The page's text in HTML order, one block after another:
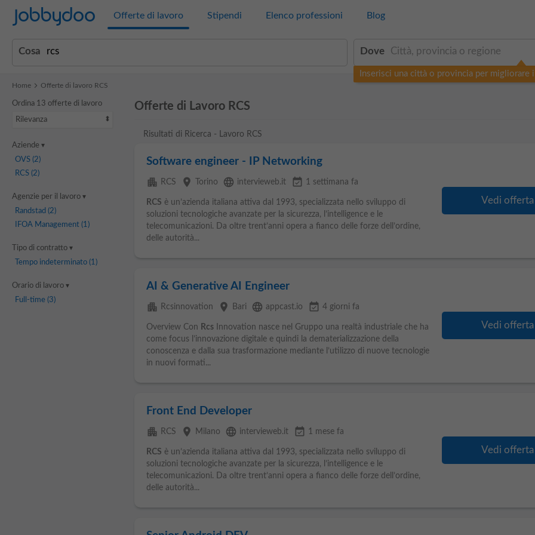
Jobbydoo Offerte di lavoro Stipendi Elenco professioni Blog
Cosa Dove
Inserisci una città o provincia per migliorare
Home Offerte di lavoro RCS
Ordina 13 offerte di lavoro
Rilevanza
Aziende
OVS(2)
RCS(2)
Agenzie per il lavoro
Randstad (2)
IFOA Management(1)
Tipo di contratto
Tempo indeterminato(1)
Orario di lavoro
Full-time(3)
Offerte di Lavoro RCS
Risultati di Ricerca - Lavoro RCS
Software engineer - IP Networking
apartment RCS place Torino language intervieweb.it event_available 1 settimana fa
RCS è un’azienda italiana attiva dal 1993, specializzata nello sviluppo di
soluzioni tecnologiche avanzate per la sicurezza, l’intelligence e le
telecomunicazioni. Da oltre trent’anni opera a fianco delle forze dell’ordine,
delle autorità...
Vedi offerta
AI & Generative AI Engineer
apartment Rcsinnovation place Bari language appcast.io event_available 4 giorni fa
Overview Con RcsInnovation nasce nel Gruppo una realtà industriale che ha
come focus l’innovazione digitale e quindi la dematerializzazione della
conoscenza e dalla sua trasformazione mediante l’utilizzo di nuove tecnologie
in nuovi formati...
Vedi offerta
Front End Developer
apartment RCS place Milano language intervieweb.it event_available 1 mese fa
RCS è un’azienda italiana attiva dal 1993, specializzata nello sviluppo di
soluzioni tecnologiche avanzate per la sicurezza, l’intelligence e le
telecomunicazioni. Da oltre trent’anni opera a fianco delle forze dell’ordine,
delle autorità...
Vedi offerta